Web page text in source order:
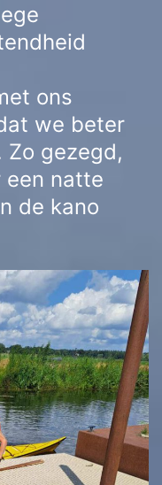
ons
we beter
Zo gezegd,
een natte
de kano